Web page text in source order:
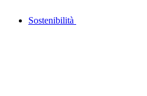
Sostenibilità